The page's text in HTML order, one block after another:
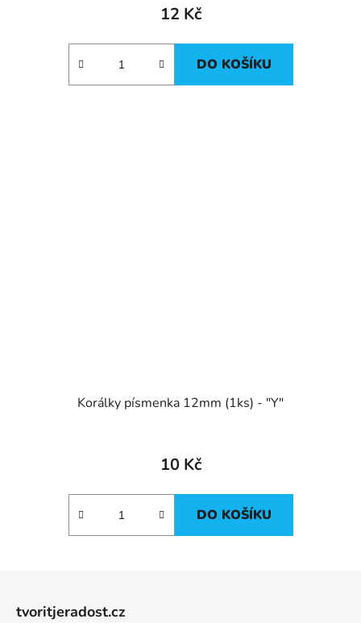
12 Kč
DO KOŠÍKU
Korálky písmenka 12mm (1ks) - "Y"
10 Kč
DO KOŠÍKU
tvoritjeradost.cz